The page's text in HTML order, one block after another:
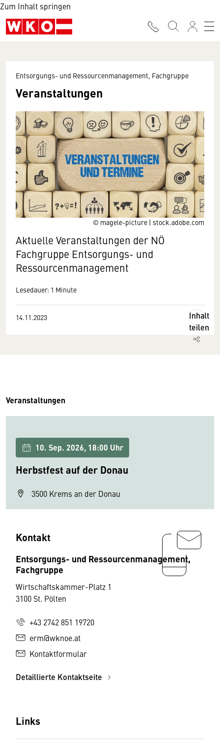
Zum Inhalt springen
© magele-picture | stock.adobe.com
Entsorgungs- und Ressourcenmanagement, Fachgruppe
Veranstaltungen
Aktuelle Veranstaltungen der NÖ
Fachgruppe Entsorgungs- und
Ressourcenmanagement
Lesedauer: 1 Minute
14.11.2023
Inhalt
teilen
Veranstaltungen
10. Sep. 2026, 18:00 Uhr
Herbstfest auf der Donau
3500 Krems an der Donau
Kontakt
Entsorgungs- und Ressourcenmanagement,
Fachgruppe
Wirtschaftskammer-Platz 1
3100 St. Pölten
+43 2742 851 19720
erm@wknoe.at
Kontaktformular
Detaillierte Kontaktseite
Links